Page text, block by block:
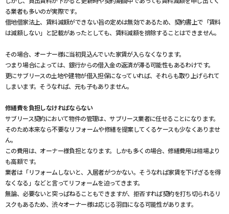
る業者も多いのが実際です。
借地借家法上、賃料減額ができない旨の定めは無効であるため、契約書上で「賃料
は減額しない」と記載があったとしても、賃料減額を排除することはできません。
その場合、オーナー様に当初見込んでいた家賃が入らなくなります。
つまり場合によっては、銀行からの借入金の返済が滞る可能性もあるわけです。
更にサブリースの土地や建物が借入担保になっていれば、それらも取り上げられて
しまいます。そうなれば、元も子もありません。
修繕費を負担しなければならない
サブリース契約において物件の管理は、サブリース業者に任せることになります。
そのため本来なら不要なリフォームや修繕を提案してくるケースも少なくありませ
ん。
この費用は、オーナー様負担となります。しかも多くの場合、修繕費用は相場より
も高額です。
業者は「リフォームしないと、入居者がつかない。そうなれば家賃を下げざるを得
なくなる」などと言ってリフォームを迫ってきます。
無論、必要ないと突っぱねることもできますが、拒否すれば契約を打ち切られるリ
スクもあるため、渋々オーナー様は応じる羽目になる可能性があります。